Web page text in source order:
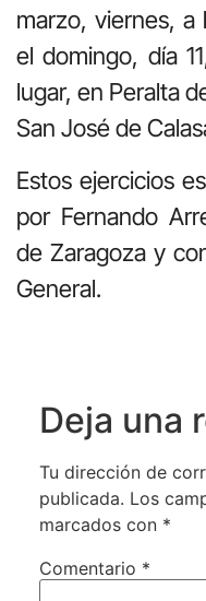
marzo, viernes, a
el domingo, día
lugar, en Peralta
San José de
Estos ejercicios
por Fernando
de Zaragoza y
General.
Deja una
Tu dirección de
publicada. Los
marcados con *
Comentario *